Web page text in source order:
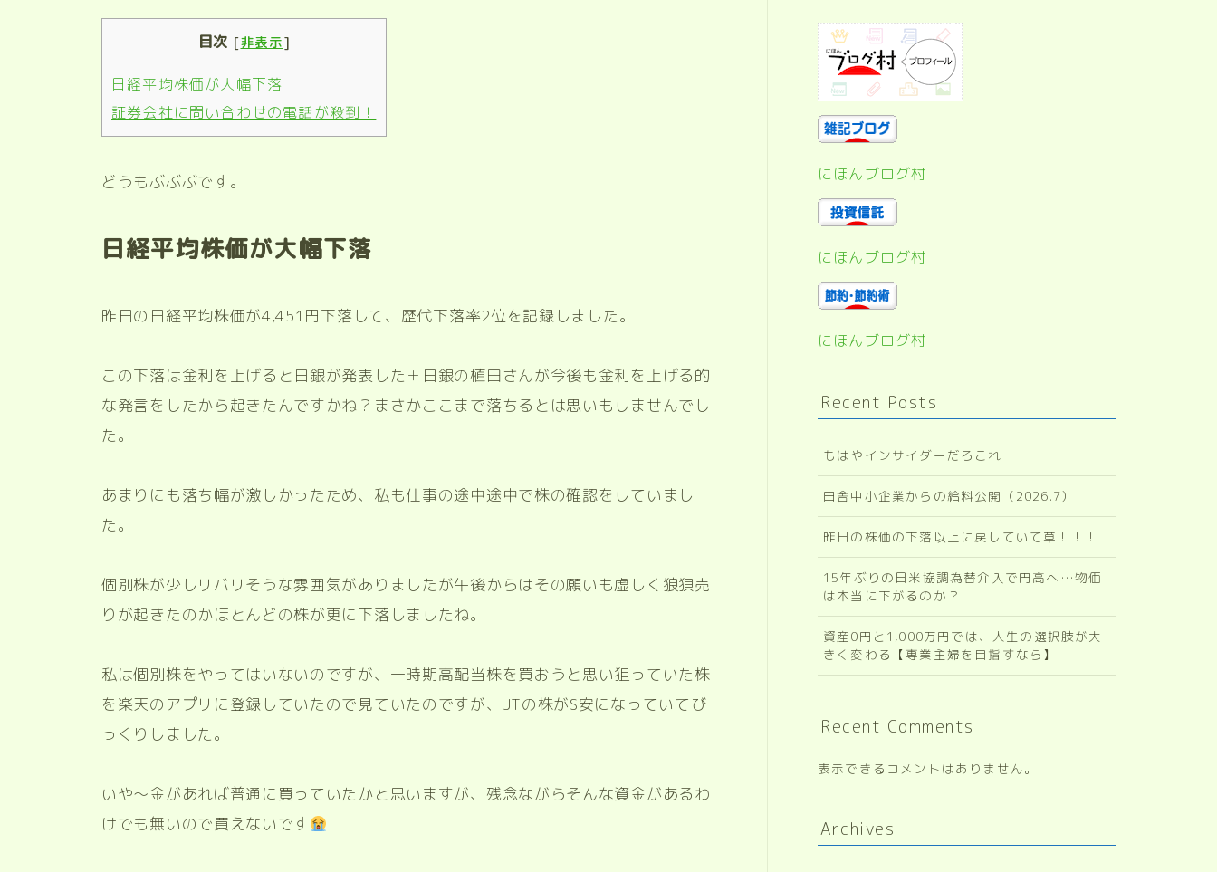
目次 [非表示]
日経平均株価が大幅下落
証券会社に問い合わせの電話が殺到！
どうもぶぶぶです。
日経平均株価が大幅下落
昨日の日経平均株価が4,451円下落して、歴代下落率2位を記録しました。
この下落は金利を上げると日銀が発表した＋日銀の植田さんが今後も金利を上げる的
な発言をしたから起きたんですかね？まさかここまで落ちるとは思いもしませんでし
た。
あまりにも落ち幅が激しかったため、私も仕事の途中途中で株の確認をしていまし
た。
個別株が少しリバリそうな雰囲気がありましたが午後からはその願いも虚しく狼狽売
りが起きたのかほとんどの株が更に下落しましたね。
私は個別株をやってはいないのですが、一時期高配当株を買おうと思い狙っていた株
を楽天のアプリに登録していたので見ていたのですが、JTの株がS安になっていてび
っくりしました。
いや〜金があれば普通に買っていたかと思いますが、残念ながらそんな資金があるわ
けでも無いので買えないです
にほんブログ村
にほんブログ村
にほんブログ村
Recent Posts
もはやインサイダーだろこれ
田舎中小企業からの給料公開（2026.7）
昨日の株価の下落以上に戻していて草！！！
15年ぶりの日米協調為替介入で円高へ…物価
は本当に下がるのか？
資産0円と1,000万円では、人生の選択肢が大
きく変わる【専業主婦を目指すなら】
Recent Comments
表示できるコメントはありません。
Archives